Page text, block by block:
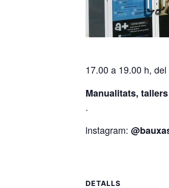
17.00 a 19.00 h,
Manualitats,
.
lnstagram:
DETALLS